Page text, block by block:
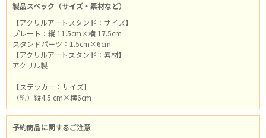
製品スペック（サイズ・素材など）
【アクリルアートスタンド：サイズ】
プレート：縦 11.5cm×横 17.5cm
スタンドパーツ：1.5cm×6cm
【アクリルアートスタンド：素材】
アクリル製
【ステッカー：サイズ】
（約）縦4.5 cm×横6cm
予約商品に関するご注意